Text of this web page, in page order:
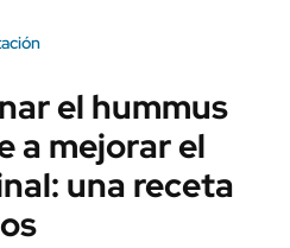
el hummus
a mejorar el
una receta